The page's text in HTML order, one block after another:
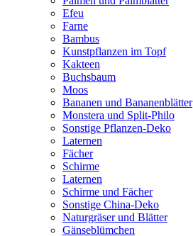
Efeu
Farne
Bambus
Kunstpflanzen im Topf
Kakteen
Buchsbaum
Moos
Bananen und Bananenblätter
Monstera und Split-Philo
Sonstige Pflanzen-Deko
Laternen
Fächer
Schirme
Laternen
Schirme und Fächer
Sonstige China-Deko
Naturgräser und Blätter
Gänseblümchen